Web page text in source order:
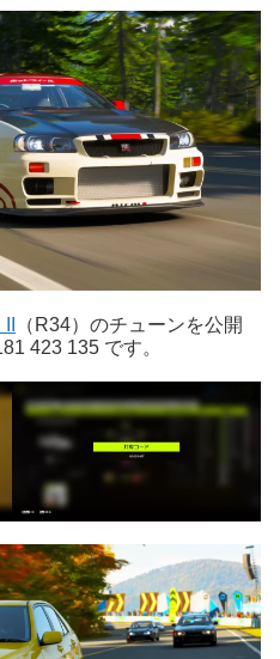
（R34）のチューンを公開
423 135 です。